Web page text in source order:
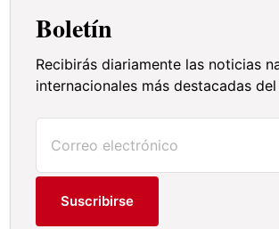
Boletín
Recibirás diariamente las noticias
internacionales más destacadas del
Suscribirse